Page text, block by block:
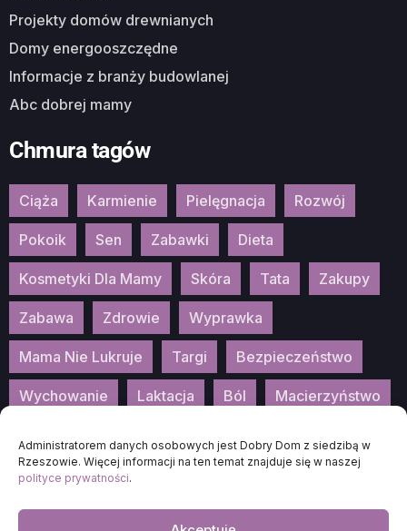
Administratorem danych osobowych jest Dobry Dom z siedzibą w
Rzeszowie. Więcej informacji na ten temat znajduje się w naszej
polityce prywatności.
Projekty domów drewnianych
Domy energooszczędne
Informacje z branży budowlanej
Abc dobrej mamy
Chmura tagów
Ciąża Karmienie Pielęgnacja Rozwój
Pokoik Sen Zabawki Dieta
Kosmetyki Dla Mamy Skóra Tata Zakupy
Zabawa Zdrowie Wyprawka
Mama Nie Lukruje Targi Bezpieczeństwo
Wychowanie Laktacja Ból Macierzyństwo